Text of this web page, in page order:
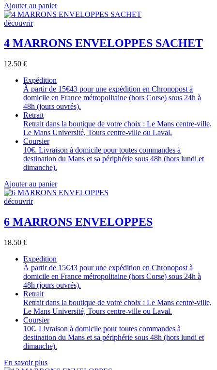
Ajouter au panier
découvrir
4 MARRONS ENVELOPPES SACHET
12.50 €
Expédition
À partir de 15€43 pour une expédition en Chronopost à
domicile en France métropolitaine (hors Corse) sous 24h à
48h (jours ouvrés).
Retrait
Retrait dans la boutique de votre choix : Le Mans centre-ville,
Le Mans Université, Tours centre-ville ou Laval.
Coursier
10€. Livraison à domicile pour toutes commandes à
destination du Mans et sa périphérie sous 48h (hors lundi et
dimanche).
Ajouter au panier
découvrir
6 MARRONS ENVELOPPES
18.50 €
Expédition
À partir de 15€43 pour une expédition en Chronopost à
domicile en France métropolitaine (hors Corse) sous 24h à
48h (jours ouvrés).
Retrait
Retrait dans la boutique de votre choix : Le Mans centre-ville,
Le Mans Université, Tours centre-ville ou Laval.
Coursier
10€. Livraison à domicile pour toutes commandes à
destination du Mans et sa périphérie sous 48h (hors lundi et
dimanche).
En savoir plus